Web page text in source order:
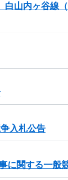
山内ヶ谷線
入札公告
に関する一般